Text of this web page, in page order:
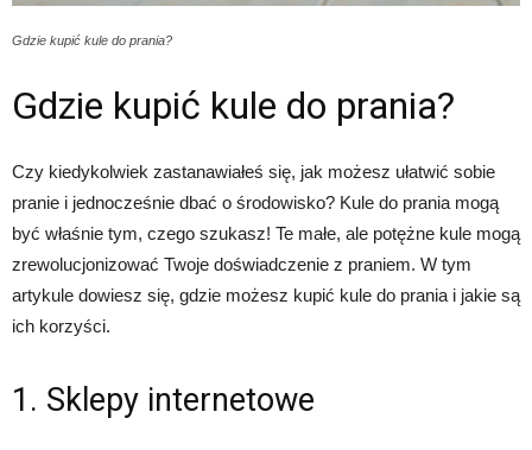
Gdzie kupić kule do prania?
Gdzie kupić kule do prania?
Czy kiedykolwiek zastanawiałeś się, jak możesz ułatwić sobie
pranie i jednocześnie dbać o środowisko? Kule do prania mogą
być właśnie tym, czego szukasz! Te małe, ale potężne kule mogą
zrewolucjonizować Twoje doświadczenie z praniem. W tym
artykule dowiesz się, gdzie możesz kupić kule do prania i jakie są
ich korzyści.
1. Sklepy internetowe